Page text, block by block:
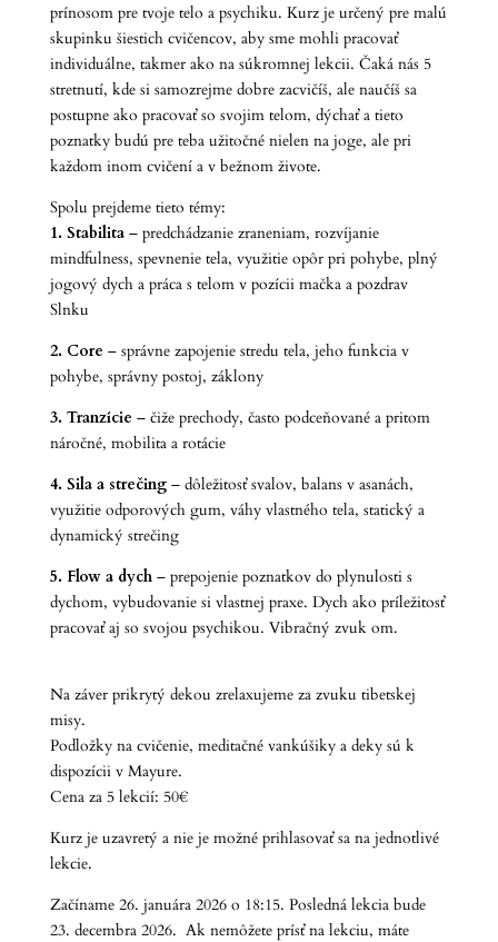
prínosom pre tvoje telo a psychiku. Kurz je určený pre malú
skupinku šiestich cvičencov, aby sme mohli pracovať
individuálne, takmer ako na súkromnej lekcii. Čaká nás 5
stretnutí, kde si samozrejme dobre zacvičíš, ale naučíš sa
postupne ako pracovať so svojim telom, dýchať a tieto
poznatky budú pre teba užitočné nielen na joge, ale pri
každom inom cvičení a v bežnom živote.
Spolu prejdeme tieto témy:
1. Stabilita– predchádzanie zraneniam, rozvíjanie
mindfulness, spevnenie tela, využitie opôr pri pohybe, plný
jogový dych a práca s telom v pozícii mačka a pozdrav
Slnku
2. Core – správne zapojenie stredu tela, jeho funkcia v
pohybe, správny postoj, záklony
3. Tranzície – čiže prechody, často podceňované a pritom
náročné, mobilita a rotácie
4. Sila a strečing– dôležitosť svalov, balans v asanách,
využitie odporových gum, váhy vlastného tela, statický a
dynamický strečing
5. Flow a dych– prepojenie poznatkov do plynulosti s
dychom, vybudovanie si vlastnej praxe. Dych ako príležitosť
pracovať aj so svojou psychikou. Vibračný zvuk om.
Na záver prikrytý dekou zrelaxujeme za zvuku tibetskej
misy.
Podložky na cvičenie, meditačné vankúšiky a deky sú k
dispozícii v Mayure.
Cena za 5 lekcií: 50€
Kurz je uzavretý a nie je možné prihlasovať sa na jednotlivé
lekcie.
Začíname 26. januára 2026 o 18:15. Posledná lekcia bude
23. decembra 2026. Ak nemôžete prísť na lekciu, máte